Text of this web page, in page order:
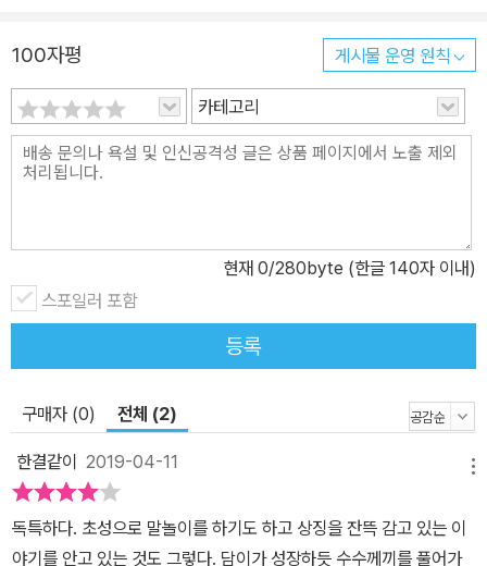
마음의 치유를 경험할 수도 있다. 겉으로는 평범해 보여도 크고 작은
상처들을 감추고 있는 아이들에게 꼭 필요한 격려와 지혜가 자연스럽
게 담겨 있다. 이야기를 통해 말과 진실의 어긋난 간극을 보면서, 우리
는 여러 생각을 하게 된다. 뒤에서 당사자 모르게 하는 악한 말이 누군
가의 삶을 뒤흔들 수 있음을. 말을 안 한다고 해서 이상하다고 성급하
기를 읽으면서, 점차 현실에서도 사람 사이의 벽이든 진실을 감춘 벽
이든 진심을 가지고 열심히 찾다 보면 세상에 하나뿐인 진실의 열쇠
를 찾을 수 있다는 희망을 갖게 된다.
100자평 게시물 운영 원칙
카테고리
현재 0/280byte (한글 140자 이내)
스포일러 포함
등록
구매자 (0) 전체 (2)
한결같이 2019-04-11
독특하다. 초성으로 말놀이를 하기도 하고 상징을 잔뜩 감고 있는 이
야기를 안고 있는 것도 그렇다. 담이가 성장하듯 수수께끼를 풀어가